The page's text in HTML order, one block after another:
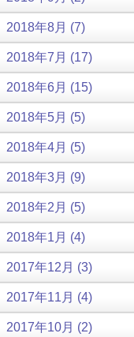
2018年8月 (7)
2018年7月 (17)
2018年6月 (15)
2018年5月 (5)
2018年4月 (5)
2018年3月 (9)
2018年2月 (5)
2018年1月 (4)
2017年12月 (3)
2017年11月 (4)
2017年10月 (2)